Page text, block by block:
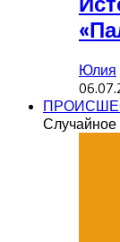
Юлия
Случайное